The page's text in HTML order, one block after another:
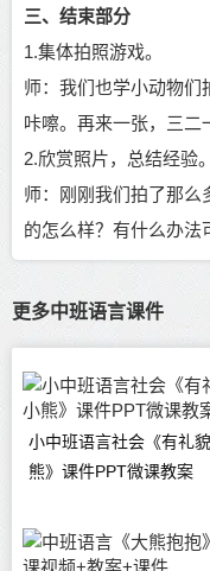
三、结束部分
1.集体拍照游戏。
师：我们也学小动物们
咔嚓。再来一张，三二
2.欣赏照片，总结经验。
师：刚刚我们拍了那么
的怎么样？有什么办法
更多中班语言课件
小中班语言社会《有礼
熊》课件PPT微课教案